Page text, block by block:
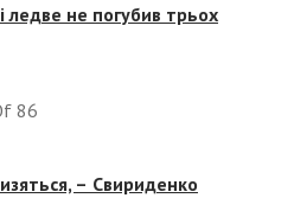
ледве не погубив трьох
86
– Свириденко